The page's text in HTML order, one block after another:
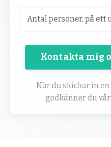
Kontakta mig
När du skickar in
godkänner du